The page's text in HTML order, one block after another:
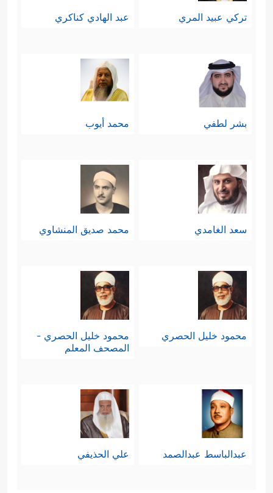
تركي عبيد المري عبد الهادي كناكري
بشر لطفي محمد أيوب
سعد الغامدي محمد صديق المنشاوي
محمود خليل الحصري
محمود خليل الحصري -
المصحف المعلم
عبدالباسط عبدالصمد علي الحذيفي